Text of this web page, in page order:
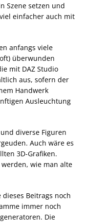
Szene setzen und
einfacher auch mit
anfangs viele
überwunden
mit DAZ Studio
aus, sofern der
Handwerk
Ausleuchtung
diverse Figuren
Auch wäre es
3D-Grafiken.
wie man alte
Beitrags noch
immer noch
Die